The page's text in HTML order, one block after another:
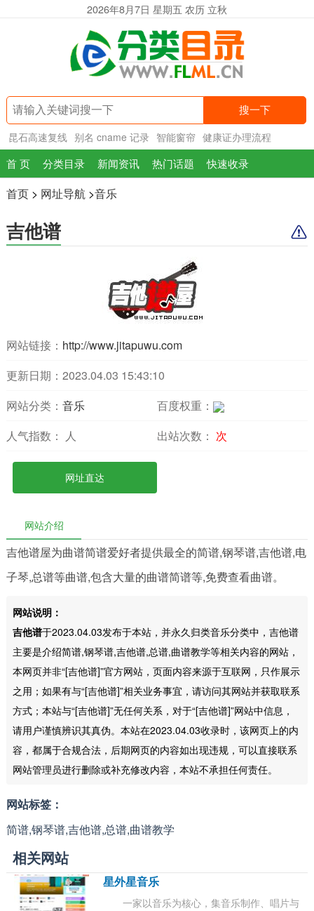
2026年8月7日 星期五 农历 立秋
搜一下
昆石高速复线 别名 cname 记录 智能窗帘 健康证办理流程
首 页 分类目录 新闻资讯 热门话题 快速收录
首页> 网址导航>音乐
吉他谱
网站链接： http://www.jitapuwu.com
更新日期：2023.04.03 15:43:10
网站分类： 音乐
百度权重：
人气指数：
人 出站次数： 次
网址直达
网站介绍
吉他谱屋为曲谱简谱爱好者提供最全的简谱,钢琴谱,吉他谱,电
子琴,总谱等曲谱,包含大量的曲谱简谱等,免费查看曲谱。
网站说明：
吉他谱于2023.04.03发布于本站，并永久归类音乐分类中，吉他谱
主要是介绍简谱,钢琴谱,吉他谱,总谱,曲谱教学等相关内容的网站，
本网页并非“[吉他谱]”官方网站，页面内容来源于互联网，只作展示
之用；如果有与“[吉他谱]”相关业务事宜，请访问其网站并获取联系
方式；本站与“[吉他谱]”无任何关系，对于“[吉他谱]”网站中信息，
请用户谨慎辨识其真伪。本站在2023.04.03收录时，该网页上的内
容，都属于合规合法，后期网页的内容如出现违规，可以直接联系
网站管理员进行删除或补充修改内容，本站不承担任何责任。
网站标签：
简谱,钢琴谱,吉他谱,总谱,曲谱教学
相关网站
星外星音乐
一家以音乐为核心，集音乐制作、唱片与